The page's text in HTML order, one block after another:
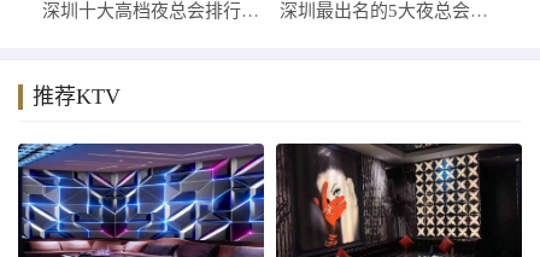
深圳十大高档夜总会排行榜，跟我一起了解深圳夜生活 深圳最出名的5大夜总会排行榜，看完这篇文章告诉你
推荐KTV